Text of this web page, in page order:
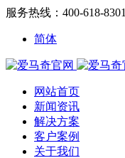
服务热线：400-618-8301
简体
网站首页
新闻资讯
解决方案
客户案例
关于我们